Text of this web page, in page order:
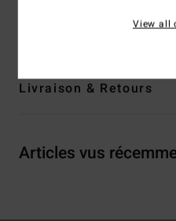
Traçabilité du produit (Loi
Livraison & Retours
Articles vus
View all